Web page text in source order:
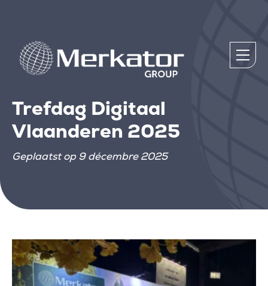
Trefdag Digitaal
Vlaanderen 2025
Geplaatst op 9 décembre 2025